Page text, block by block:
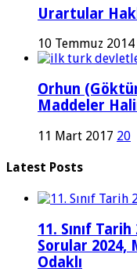
Urartular
10 Temmuz 2014
Orhun
Maddeler
11 Mart 2017 20
Latest Posts
11. Sınıf
Sorular 2024,
Odaklı